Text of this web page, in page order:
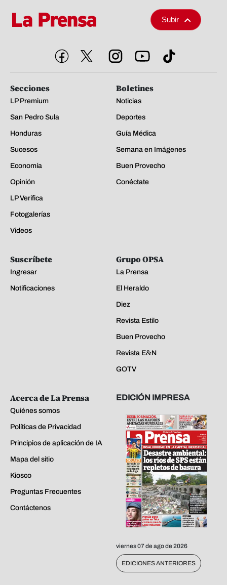
Subir
Secciones
LP Premium
San Pedro Sula
Honduras
Sucesos
Economía
Opinión
LP Verifica
Fotogalerías
Videos
Boletines
Noticias
Deportes
Guía Médica
Semana en Imágenes
Buen Provecho
Conéctate
Suscríbete
Ingresar
Notificaciones
Grupo OPSA
La Prensa
El Heraldo
Diez
Revista Estilo
Buen Provecho
Revista E&N
GOTV
Acerca de La Prensa
Quiénes somos
Políticas de Privacidad
Principios de aplicación de IA
Mapa del sitio
Kiosco
Preguntas Frecuentes
Contáctenos
EDICIÓN IMPRESA
viernes 07 de ago de 2026
EDICIONES ANTERIORES